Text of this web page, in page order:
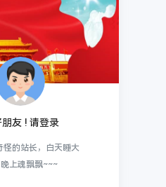
朋友 ! 请登录
怪的站长，白天睡大
上魂飘飘~~~